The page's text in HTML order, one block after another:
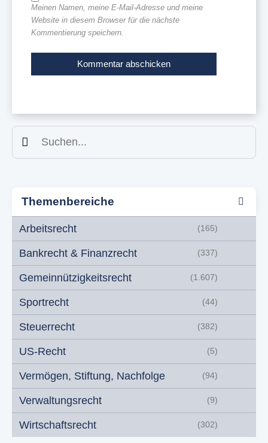
Meinen Namen, meine E-Mail-Adresse und meine
Website in diesem Browser für die nächste
Kommentierung speichern.
Suchen
Themenbereiche
Arbeitsrecht (165)
Bankrecht & Finanzrecht (337)
Gemeinnützigkeitsrecht (1.607)
Sportrecht (44)
Steuerrecht (382)
US-Recht (5)
Vermögen, Stiftung, Nachfolge (94)
Verwaltungsrecht (9)
Wirtschaftsrecht (302)